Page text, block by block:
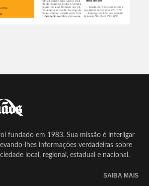
fundado em 1983. Sua missão é interligar
lhes informações verdadeiras sobre
local, regional, estadual e nacional.
SAIBA MAIS